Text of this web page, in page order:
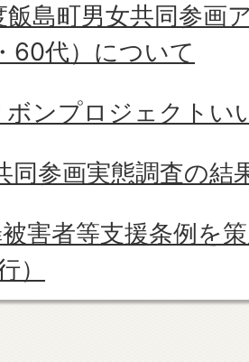
島町男女共同参画
60代）について
ボンプロジェクトい
同参画実態調査の結
害者等支援条例を
）